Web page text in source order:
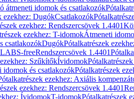
átmeneti idomok és csatlakozók
ezekhez: DugókCsatlakozók
ezekhez: Rendszercsövek 1.4401
ezekhez: T-idomokÁtmeneti
csatlakozókDugókPótalkatrészek
LABS-freeRendszercsövek 1.4401
SzűkítőkÍvidomok
idomok és csatlakozókPótalkatrészek
ezekhez: Axiális
ezekhez: Rendszercsövek 1.4401
ÍvidomokT-idomokPótalkatrészek